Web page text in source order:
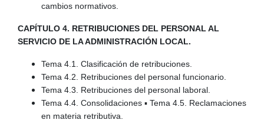
cambios normativos.
CAPÍTULO 4. RETRIBUCIONES DEL PERSONAL AL
SERVICIO DE LA ADMINISTRACIÓN LOCAL.
Tema 4.1. Clasificación de retribuciones.
Tema 4.2. Retribuciones del personal funcionario.
Tema 4.3. Retribuciones del personal laboral.
Tema 4.4. Consolidaciones ▪ Tema 4.5. Reclamaciones
en materia retributiva.